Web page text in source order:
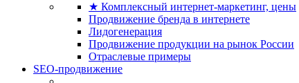
★ Комплексный интернет-маркетинг, цены
Продвижение бренда в интернете
Лидогенерация
Продвижение продукции на рынок России
Отраслевые примеры
SEO-продвижение